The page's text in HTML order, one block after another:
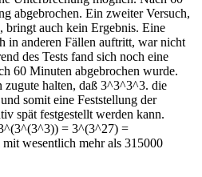
abgebrochen. Ein zweiter Versuch,
bringt auch kein Ergebnis. Eine
in anderen Fällen auftritt, war nicht
des Tests fand sich noch eine
60 Minuten abgebrochen wurde.
halten, daß 3^3^3^3. die
somit eine Feststellung der
spät festgestellt werden kann.
= 3^(3^27) =
wesentlich mehr als 315000